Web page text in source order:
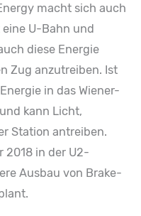
macht sich auch
U-Bahn und
diese Energie
Zug anzutreiben. Ist
in das Wiener-
kann Licht,
Station antreiben.
2018 in der U2-
Ausbau von Brake-